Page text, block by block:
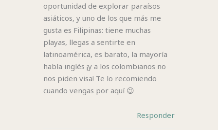
oportunidad de explorar paraísos
asiáticos, y uno de los que más me
gusta es Filipinas: tiene muchas
playas, llegas a sentirte en
latinoamérica, es barato, la mayoría
habla inglés ¡y a los colombianos no
nos piden visa! Te lo recomiendo
cuando vengas por aquí 😉
Responder